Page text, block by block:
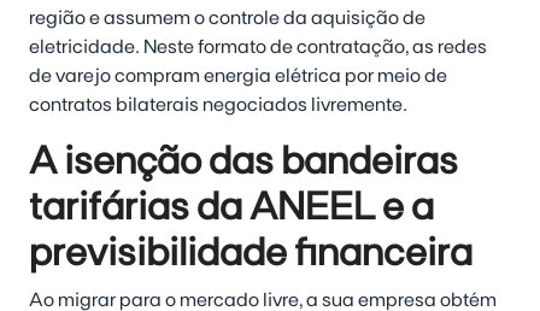
região e assumem o controle da aquisição de
eletricidade. Neste formato de contratação, as redes
de varejo compram energia elétrica por meio de
contratos bilaterais negociados livremente.
A isenção das bandeiras
tarifárias da ANEEL e a
previsibilidade financeira
Ao migrar para o mercado livre, a sua empresa obtém